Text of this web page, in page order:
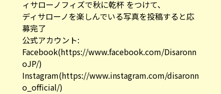
ィサローノフィズで秋に乾杯 をつけて、
ディサローノを楽しんでいる写真を投稿すると応
募完了
公式アカウント:
Facebook(https://www.facebook.com/Disaronn
oJP/)
Instagram(https://www.instagram.com/disaronn
o_official/)